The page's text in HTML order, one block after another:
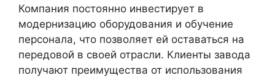
Компания постоянно инвестирует в
модернизацию оборудования и обучение
персонала, что позволяет ей оставаться на
передовой в своей отрасли. Клиенты завода
получают преимущества от использования